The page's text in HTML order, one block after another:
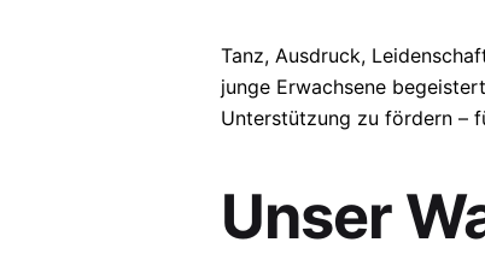
Tanz, Ausdruck,
junge Erwachsene
Unterstützung zu fördern –
Unser